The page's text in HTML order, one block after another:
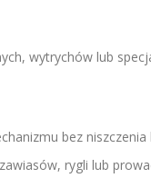
wytrychów lub
bez niszczenia
zawiasów, rygli lub